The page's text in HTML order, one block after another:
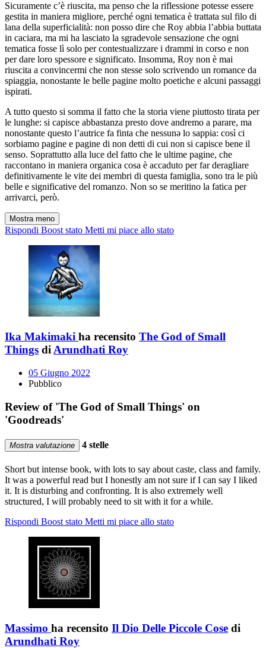
Sicuramente c’è riuscita, ma penso che la riflessione potesse essere
gestita in maniera migliore, perché ogni tematica è trattata sul filo di
lana della superficialità: non posso dire che Roy abbia l’abbia buttata
in caciara, ma mi ha lasciato la sgradevole sensazione che ogni
tematica fosse lì solo per contestualizzare i drammi in corso e non
per dare loro spessore e significato. Insomma, Roy non è mai
riuscita a convincermi che non stesse solo scrivendo un romance da
spiaggia, nonostante le belle pagine molto poetiche e alcuni passaggi
ispirati.
A tutto questo si somma il fatto che la storia viene piuttosto tirata per
le lunghe: si capisce abbastanza presto dove andremo a parare, ma
nonostante questo l’autrice fa finta che nessunǝ lo sappia: così ci
sorbiamo pagine e pagine di non detti di cui non si capisce bene il
senso. Soprattutto alla luce del fatto che le ultime pagine, che
raccontano in maniera organica cosa è accaduto per far deragliare
definitivamente le vite dei membri di questa famiglia, sono tra le più
belle e significative del romanzo. Non so se meritino la fatica per
arrivarci, però.
Mostra meno
Rispondi Boost stato Metti mi piace allo stato
Ika Makimaki ha recensito The God of Small
Things di Arundhati Roy
05 Giugno 2022
Pubblico
Review of 'The God of Small Things' on
'Goodreads'
Mostra valutazione 4 stelle
Short but intense book, with lots to say about caste, class and family.
It was a powerful read but I honestly am not sure if I can say I liked
it. It is disturbing and confronting. It is also extremely well
structured, I will probably need to sit with it for a while.
Rispondi Boost stato Metti mi piace allo stato
Massimo ha recensito Il Dio Delle Piccole Cose di
Arundhati Roy